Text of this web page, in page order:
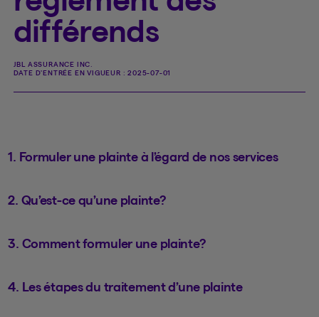
différends
JBL ASSURANCE INC.
DATE D'ENTRÉE EN VIGUEUR :2025-07-01
1. Formuler une plainte à l’égard de nos services
2. Qu’est-ce qu’une plainte?
3. Comment formuler une plainte?
4. Les étapes du traitement d’une plainte